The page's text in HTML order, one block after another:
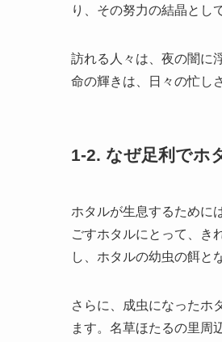
り、その努力の結晶とし
訪れる人々は、夜の闇に
命の輝きは、日々の忙し
1-2. なぜ足利でホ
ホタルが生息するために
ごすホタルにとって、き
し、ホタルの幼虫の餌と
さらに、成虫になったホ
ます。名草ほたるの里周